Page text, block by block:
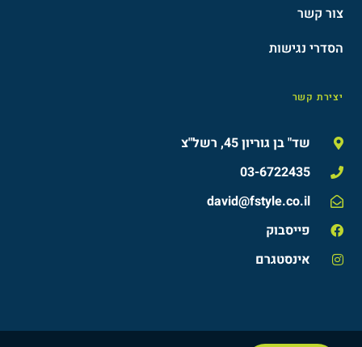
צור קשר
הסדרי נגישות​
יצירת קשר
שד" בן גוריון 45, רשל"צ
03-6722435
david@fstyle.co.il
פייסבוק
אינסטגרם